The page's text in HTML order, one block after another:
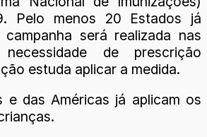
Pelo menos 20 Estados já
será realizada nas
de prescrição
estuda aplicar a medida.
e das Américas já aplicam os